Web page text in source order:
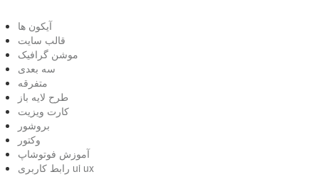
آیکون ها
قالب سایت
موشن گرافیک
سه بعدی
متفرقه
طرح لایه باز
کارت ویزیت
بروشور
وکتور
آموزش فوتوشاپ
رابط کاربری ui ux